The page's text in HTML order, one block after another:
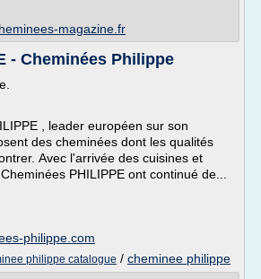
magazine.fr
- Cheminées Philippe
, leader européen sur son
des cheminées dont les qualités
Avec l'arrivée des cuisines et
PHILIPPE ont continué de...
philippe.com
philippe catalogue / cheminee philippe